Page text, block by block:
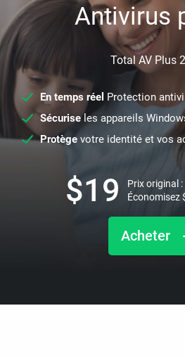
Antivirus
Total AV Plus
En temps réel Protection
Sécuriseles appareils
Protège votre identité et vos
Acheter
$19 Prix original :
Économisez